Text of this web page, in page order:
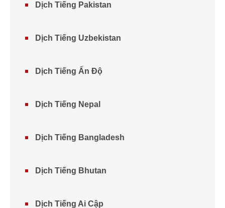
Dịch Tiếng Pakistan
Dịch Tiếng Uzbekistan
Dịch Tiếng Ấn Độ
Dịch Tiếng Nepal
Dịch Tiếng Bangladesh
Dịch Tiếng Bhutan
Dịch Tiếng Ai Cập